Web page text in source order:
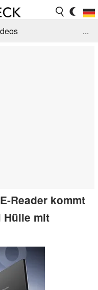
...
Reader kommt
Hülle mit